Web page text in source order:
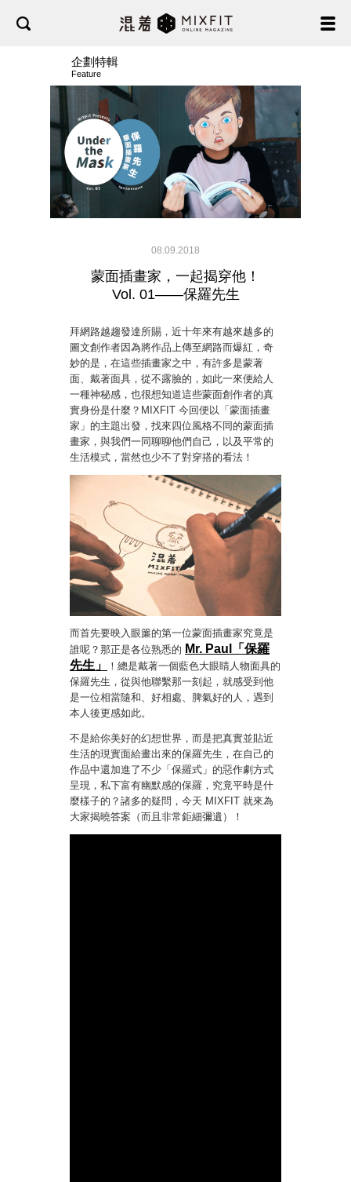
企劃特輯
Feature
08.09.2018
蒙面插畫家，一起揭穿他！
Vol. 01——保羅先生
拜網路越趨發達所賜，近十年來有越來越多的
圖文創作者因為將作品上傳至網路而爆紅，奇
妙的是，在這些插畫家之中，有許多是蒙著
面、戴著面具，從不露臉的，如此一來便給人
一種神秘感，也很想知道這些蒙面創作者的真
實身份是什麼？MIXFIT 今回便以「蒙面插畫
家」的主題出發，找來四位風格不同的蒙面插
畫家，與我們一同聊聊他們自己，以及平常的
生活模式，當然也少不了對穿搭的看法！
而首先要映入眼簾的第一位蒙面插畫家究竟是
誰呢？那正是各位熟悉的 Mr. Paul「保羅
先生」
！總是戴著一個藍色大眼睛人物面具的
保羅先生，從與他聯繫那一刻起，就感受到他
是一位相當隨和、好相處、脾氣好的人，遇到
本人後更感如此。
不是給你美好的幻想世界，而是把真實並貼近
生活的現實面給畫出來的保羅先生，在自己的
作品中還加進了不少「保羅式」的惡作劇方式
呈現，私下富有幽默感的保羅，究竟平時是什
麼樣子的？諸多的疑問，今天 MIXFIT 就來為
大家揭曉答案（而且非常鉅細彌遺）！